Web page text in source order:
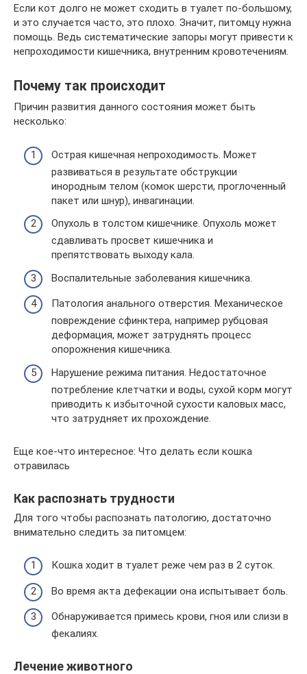
Если кот долго не может сходить в туалет по-большому,
и это случается часто, это плохо. Значит, питомцу нужна
помощь. Ведь систематические запоры могут привести к
непроходимости кишечника, внутренним кровотечениям.
Почему так происходит
Причин развития данного состояния может быть
несколько:
Острая кишечная непроходимость. Может
развиваться в результате обструкции
инородным телом (комок шерсти, проглоченный
пакет или шнур), инвагинации.
Опухоль в толстом кишечнике. Опухоль может
сдавливать просвет кишечника и
препятствовать выходу кала.
Воспалительные заболевания кишечника.
Патология анального отверстия. Механическое
повреждение сфинктера, например рубцовая
деформация, может затруднять процесс
опорожнения кишечника.
Нарушение режима питания. Недостаточное
потребление клетчатки и воды, сухой корм могут
приводить к избыточной сухости каловых масс,
что затрудняет их прохождение.
Еще кое-что интересное: Что делать если кошка
отравилась
Как распознать трудности
Для того чтобы распознать патологию, достаточно
внимательно следить за питомцем:
Кошка ходит в туалет реже чем раз в 2 суток.
Во время акта дефекации она испытывает боль.
Обнаруживается примесь крови, гноя или слизи в
фекалиях.
Лечение животного